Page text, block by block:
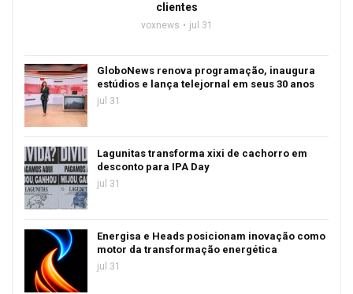
clientes
voxnews jul 31
GloboNews renova programação, inaugura
estúdios e lança telejornal em seus 30 anos
jul 31
Lagunitas transforma xixi de cachorro em
desconto para IPA Day
jul 31
Energisa e Heads posicionam inovação como
motor da transformação energética
jul 31